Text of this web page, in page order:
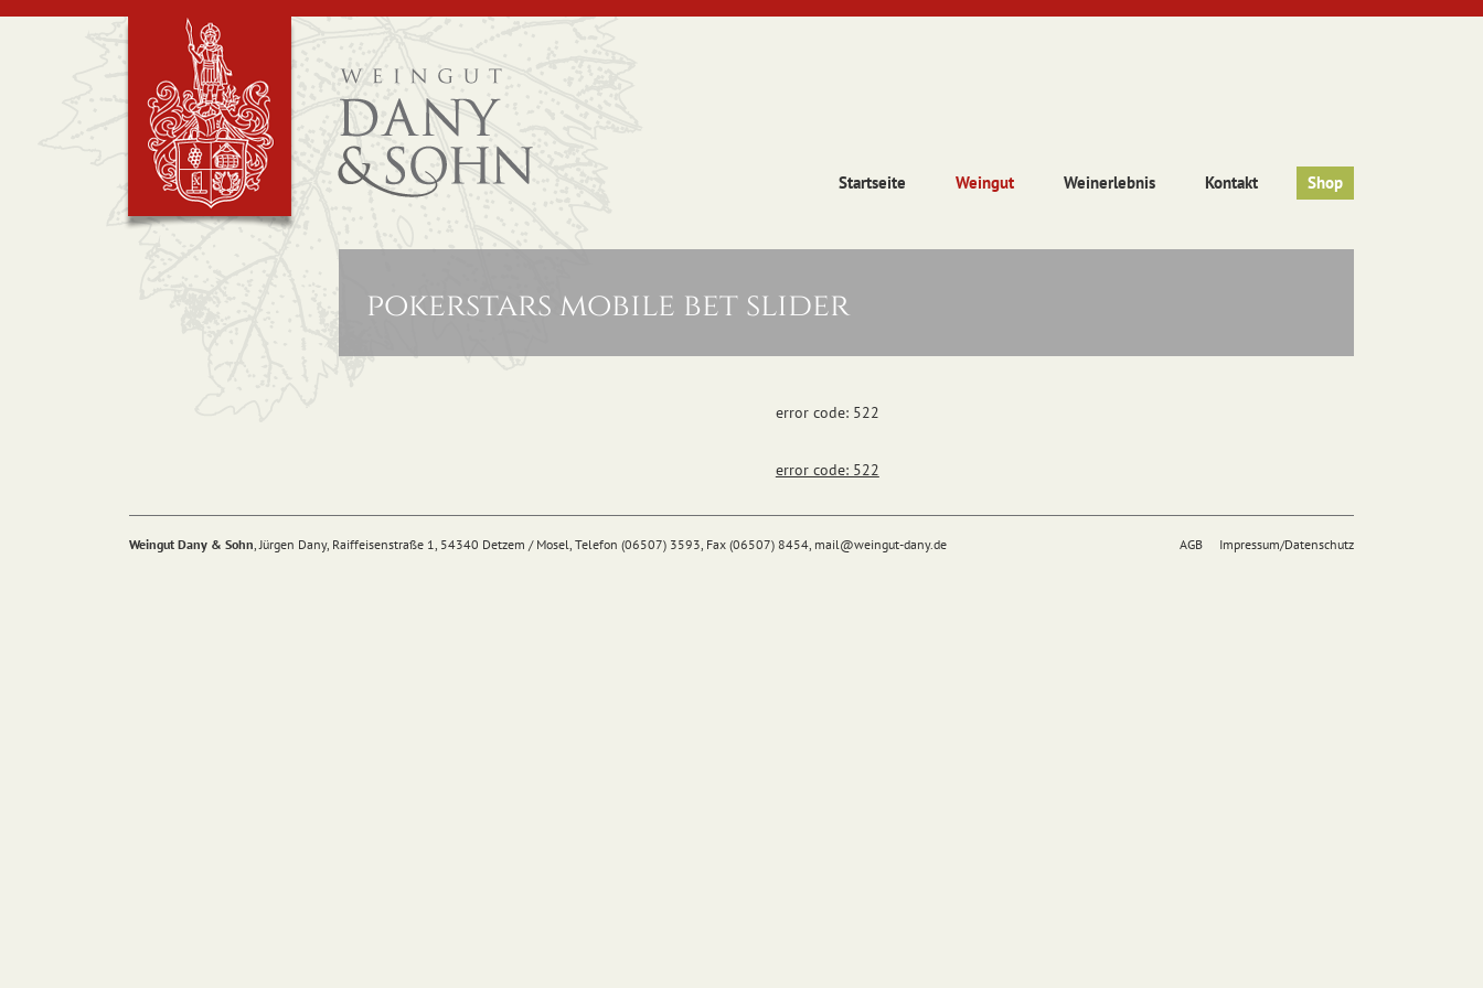
Startseite Weingut Weinerlebnis Kontakt Shop
pokerstars mobile bet slider
error code: 522
error code: 522
AGB Impressum/Datenschutz
Weingut Dany & Sohn, Jürgen Dany, Raiffeisenstraße 1, 54340 Detzem / Mosel, Telefon (06507) 3593, Fax (06507) 8454, mail@weingut-dany.de